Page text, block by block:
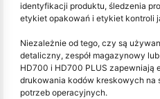
identyfikacji produktu, śledzenia
etykiet opakowań i etykiet kontroli
Niezależnie od tego, czy są
detaliczny, zespół magazynowy
HD700 i HD700 PLUS zapewniają
drukowania kodów kreskowych na
potrzeb operacyjnych.